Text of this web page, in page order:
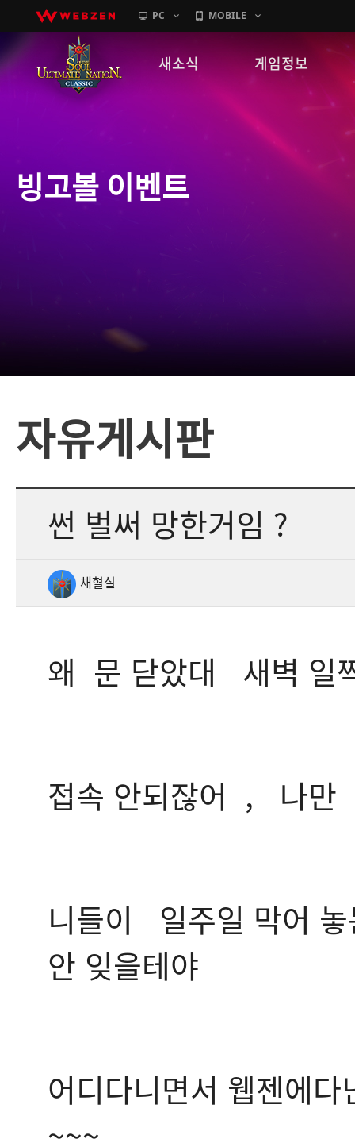
PC MOBILE
새소식
GM노트
게임정보
캐릭터소개
빙고볼 이벤트
자유게시판
썬 벌써 망한거임 ?
채혈실
왜 문 닫았대 새벽 일
접속 안되잖어 , 나만
니들이 일주일 막어
안 잊을테야
어디다니면서 웹젠에